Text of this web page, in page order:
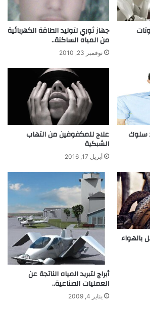
جهاز ثوري لتوليد الطاقة الكهربائية
من المياه الساكنة..
نوفمبر 23, 2010
سلوك علاج للمكفوفين من التهاب
الشبكية
أبريل 17, 2016
بالهواء
أبراج لتبريد المياه الناتجة عن
العمليات الصناعية..
يناير 4, 2009